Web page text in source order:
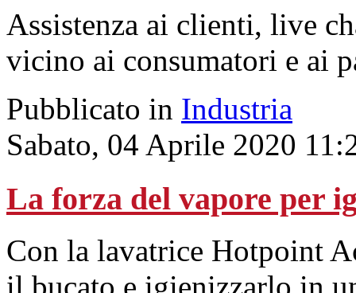
Assistenza ai clienti, live
vicino ai consumatori e ai
Pubblicato in Industria
Sabato, 04 Aprile 2020
La forza del vapore per
Con la lavatrice Hotpoint
il bucato e igienizzarlo in